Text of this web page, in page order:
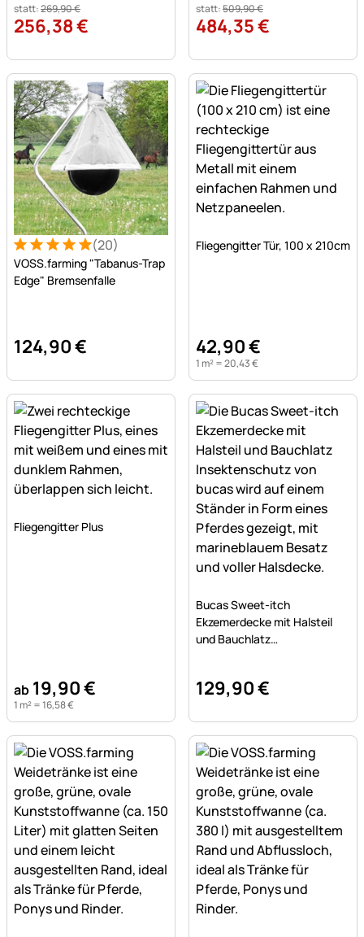
statt:269,90€
256,38€
statt:509,90€
484,35€
Bewertung: 5 von 5 (20 Bewertungen)
20 Bewertungen
(20)
VOSS.farming "Tabanus-Trap
Edge" Bremsenfalle
124,90€
Fliegengitter Tür, 100 x 210cm
42,90€
1 m² =20,43€
Noch keine Bewertungen abgegeben
Fliegengitter Plus
ab 19,90€
1 m² =16,58€
Bucas Sweet-itch
Ekzemerdecke mit Halsteil
und Bauchlatz
129,90€